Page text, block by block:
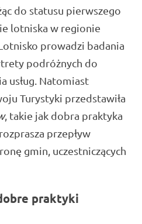
do statusu pierwszego
lotniska w regionie
prowadzi badania
podróżnych do
usług. Natomiast
Turystyki przedstawiła
, takie jak dobra praktyka
przepływ
gmin, uczestniczących
praktyki